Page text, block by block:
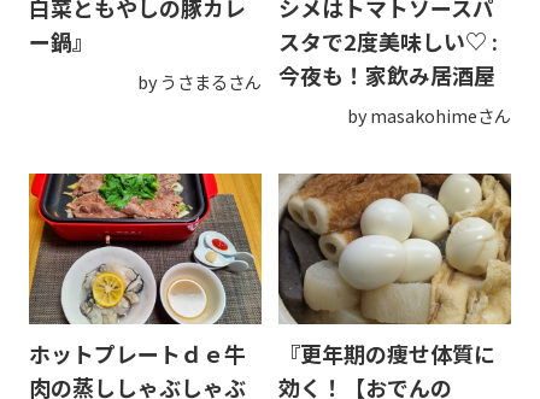
白菜ともやしの豚カレ
ー鍋』
by うさまるさん
シメはトマトソースパ
スタで2度美味しい♡ :
今夜も！家飲み居酒屋
by masakohimeさん
ホットプレートｄｅ牛
肉の蒸ししゃぶしゃぶ
『更年期の痩せ体質に
効く！【おでんの